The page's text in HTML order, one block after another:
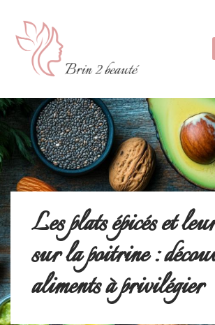
Les plats épicés et
sur la poitrine :
aliments à privilégier